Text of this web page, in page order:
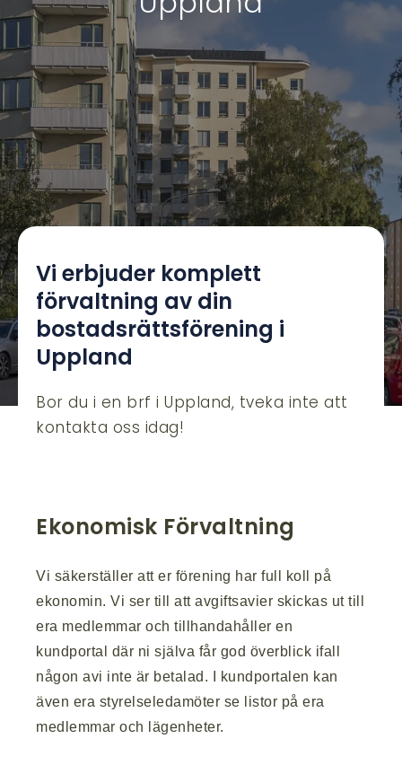
Vi erbjuder komplett
förvaltning av din
bostadsrättsförening i
Uppland
Bor du i en brf i Uppland, tveka inte att
kontakta oss idag!
Ekonomisk Förvaltning
Vi säkerställer att er förening har full koll på
ekonomin. Vi ser till att avgiftsavier skickas ut till
era medlemmar och tillhandahåller en
kundportal där ni själva får god överblick ifall
någon avi inte är betalad. I kundportalen kan
även era styrelseledamöter se listor på era
medlemmar och lägenheter.